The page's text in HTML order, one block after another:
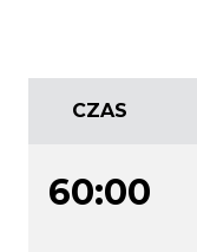
CZAS
60:00